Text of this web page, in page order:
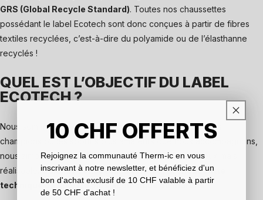
GRS (Global Recycle Standard). Toutes nos chaussettes
possédant le label Ecotech sont donc conçues à partir de fibres
textiles recyclées, c’est-à-dire du polyamide ou de l’élasthanne
recyclés !
QUEL EST L’OBJECTIF DU LABEL
ECOTECH ?
Nous sommes de véritables passionnés, ainsi, comme les
champions ou les sportifs plus amateurs que nous accompagnons,
nous aimons nous fixer un objectif. Un objectif ambitieux mais
réalisable.Celui de concevoir, à termes, la chaussette
technique de sport la plus écologique du marché.
10 CHF OFFERTS
Rejoignez la communauté Therm-ic en vous
inscrivant à notre newsletter, et bénéficiez d'un
bon d'achat exclusif de 10 CHF valable à partir
de 50 CHF d'achat !